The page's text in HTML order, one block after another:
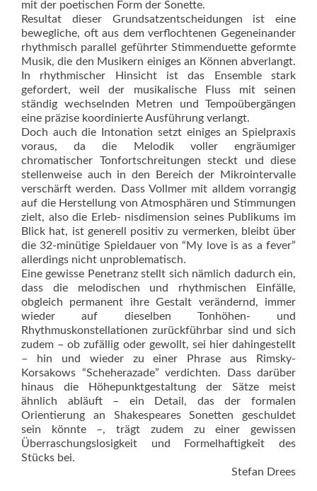
mit der poetischen Form der Sonette.
Resultat dieser Grundsatzentscheidungen ist eine
bewegliche, oft aus dem verflochtenen Gegeneinander
rhythmisch parallel geführter Stimmenduette geformte
Musik, die den Musikern einiges an Können abverlangt.
In rhythmischer Hinsicht ist das Ensemble stark
gefordert, weil der musikalische Fluss mit seinen
ständig wechselnden Metren und Tempoübergängen
eine präzise koordinierte Ausführung verlangt.
Doch auch die Intonation setzt einiges an Spielpraxis
voraus, da die Melodik voller engräumiger
chromatischer Tonfortschreitungen steckt und diese
stellenweise auch in den Bereich der Mikrointervalle
verschärft werden. Dass Vollmer mit alldem vorrangig
auf die Herstellung von Atmosphären und Stimmungen
zielt, also die Erleb- nisdimension seines Publikums im
Blick hat, ist generell positiv zu vermerken, bleibt über
die 32-minütige Spieldauer von “My love is as a fever”
allerdings nicht unproblematisch.
Eine gewisse Penetranz stellt sich nämlich dadurch ein,
dass die melodischen und rhythmischen Einfälle,
obgleich permanent ihre Gestalt verändernd, immer
wieder auf dieselben Tonhöhen- und
Rhythmuskonstellationen zurückführbar sind und sich
zudem – ob zufällig oder gewollt, sei hier dahingestellt
– hin und wieder zu einer Phrase aus Rimsky-
Korsakows “Scheherazade” verdichten. Dass darüber
hinaus die Höhepunktgestaltung der Sätze meist
ähnlich abläuft – ein Detail, das der formalen
Orientierung an Shakespeares Sonetten geschuldet
sein könnte –, trägt zudem zu einer gewissen
Überraschungslosigkeit und Formelhaftigkeit des
Stücks bei.
Stefan Drees